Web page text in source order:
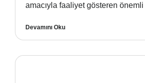
amacıyla faaliyet gösteren önemli
Devamını Oku